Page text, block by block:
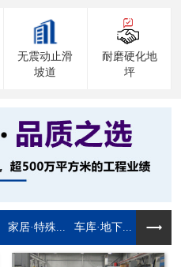
无震动止滑
坡道
耐磨硬化地
坪
家居·特殊... 车库·地下...